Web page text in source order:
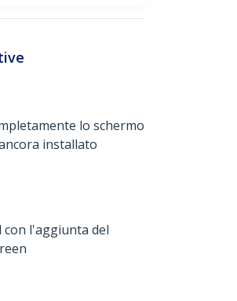
lo schermo
installato
l'aggiunta del